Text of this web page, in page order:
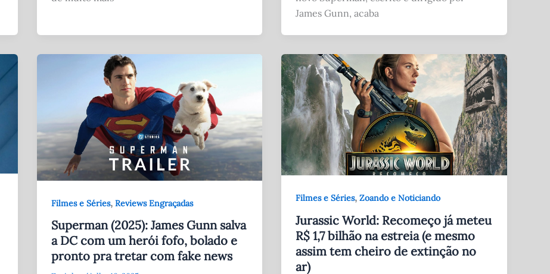
James Gunn, acaba
Filmes e Séries, Reviews Engraçadas
Superman (2025): James Gunn salva
a DC com um herói fofo, bolado e
pronto pra tretar com fake news
Filmes e Séries,Zoando e Noticiando
Jurassic World: Recomeço já meteu
R$ 1,7 bilhão na estreia (e mesmo
assim tem cheiro de extinção no
ar)